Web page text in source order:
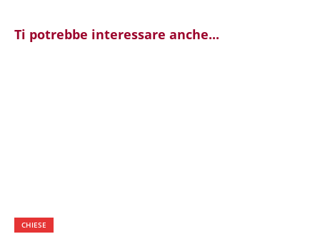
Ti potrebbe interessare anche...
CHIESE